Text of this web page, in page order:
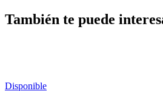
También te puede
Disponible